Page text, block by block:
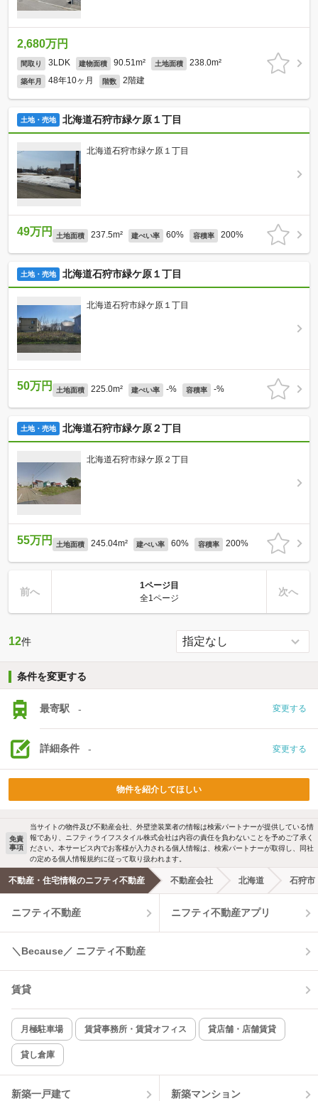
2,680万円
間取り 3LDK 建物面積 90.51m² 土地面積 238.0m²
築年月 48年10ヶ月 階数 2階建
土地・売地 北海道石狩市緑ケ原１丁目
北海道石狩市緑ケ原１丁目
49万円 土地面積 237.5m² 建ぺい率 60% 容積率 200%
土地・売地 北海道石狩市緑ケ原１丁目
北海道石狩市緑ケ原１丁目
50万円 土地面積 225.0m² 建ぺい率 -% 容積率 -%
土地・売地 北海道石狩市緑ケ原２丁目
北海道石狩市緑ケ原２丁目
55万円 土地面積 245.04m² 建ぺい率 60% 容積率 200%
前へ
1ページ目
全1ページ
次へ
12件
条件を変更する
最寄駅 - 変更する
詳細条件 - 変更する
物件を紹介してほしい
免責
事項
当サイトの物件及び不動産会社、外壁塗装業者の情報は検索パートナーが提供している情
報であり、ニフティライフスタイル株式会社は内容の責任を負わないことを予めご了承く
ださい。本サービス内でお客様が入力される個人情報は、検索パートナーが取得し、同社
の定める個人情報規約に従って取り扱われます。
不動産・住宅情報のニフティ不動産 不動産会社 北海道 石狩市
ニフティ不動産 ニフティ不動産アプリ
＼Because／ ニフティ不動産
賃貸
月極駐車場 賃貸事務所・賃貸オフィス 貸店舗・店舗賃貸
貸し倉庫
新築一戸建て 新築マンション